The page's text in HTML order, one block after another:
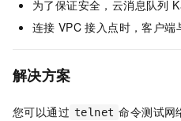
为了保证安全，云消息队列
连接 VPC 接入点时，客户端
解决方案
您可以通过 telnet 命令测试网